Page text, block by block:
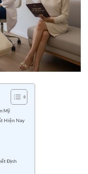
Mỹ
Hiện Nay
Định